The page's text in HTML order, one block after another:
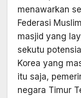
menawarkan
Federasi
masjid yang
sekutu
Korea yang
itu saja,
negara Timur